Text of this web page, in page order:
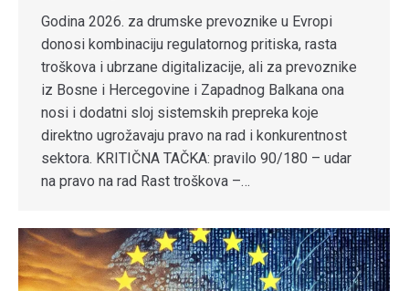
Godina 2026. za drumske prevoznike u Evropi
donosi kombinaciju regulatornog pritiska, rasta
troškova i ubrzane digitalizacije, ali za prevoznike
iz Bosne i Hercegovine i Zapadnog Balkana ona
nosi i dodatni sloj sistemskih prepreka koje
direktno ugrožavaju pravo na rad i konkurentnost
sektora. KRITIČNA TAČKA: pravilo 90/180 – udar
na pravo na rad Rast troškova –…